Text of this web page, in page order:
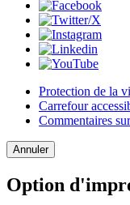
Protection de la
Carrefour
Commentaires
Annuler
Option